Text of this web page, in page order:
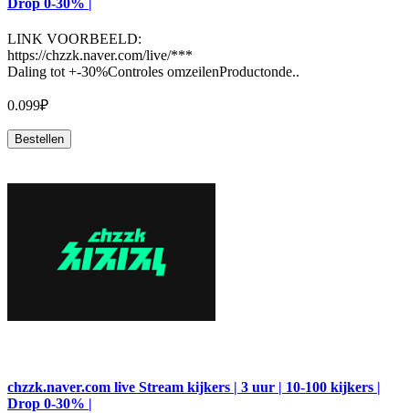
LINK VOORBEELD:
https://chzzk.naver.com/live/***
Daling tot +-30%Controles omzeilenProductonde..
0.099₽
Bestellen
chzzk.naver.com live Stream kijkers | 3 uur | 10-100 kijkers |
Drop 0-30% |